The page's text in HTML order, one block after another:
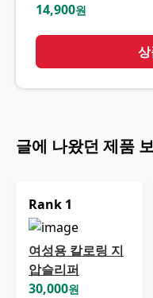
14,900원
글에 나왔던 제품
Rank 1
여성용 칼로링 지
압슬리퍼
30,000원